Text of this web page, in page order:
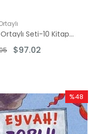
İlber Ortaylı Seti-10 Kitap Takım
$97.02
%48
İndirim